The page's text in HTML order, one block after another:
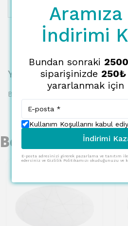
2655.19 TL
Yorumlar
Bu ürün için henüz yorum yapılmamış.
Benzer Ürünler
Aramıza
İndirimi
Bundan sonraki
siparişinizde 250₺
yararlanmak için
Kullanım Koşullarını kabul
İndirimi
E-posta adresinizi girerek pazarlama ve tanıtım
edersiniz ve Gizlilik Politikamızı okuduğunuzu ve